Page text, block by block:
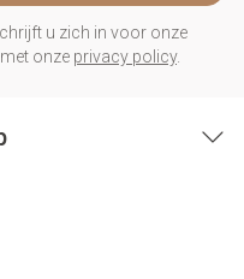
u zich in voor onze
onze privacy policy.